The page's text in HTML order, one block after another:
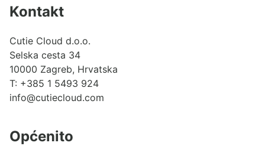
Kontakt
Cutie Cloud d.o.o.
Selska cesta 34
10000 Zagreb, Hrvatska
T: +385 1 5493 924
info@cutiecloud.com
Općenito